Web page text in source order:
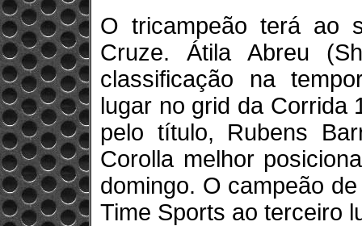
O tricampeão terá ao
Cruze. Átila Abreu
classificação na
lugar no grid da Corrida
pelo título, Rubens
Corolla melhor
domingo. O campeão
Time Sports ao terceiro